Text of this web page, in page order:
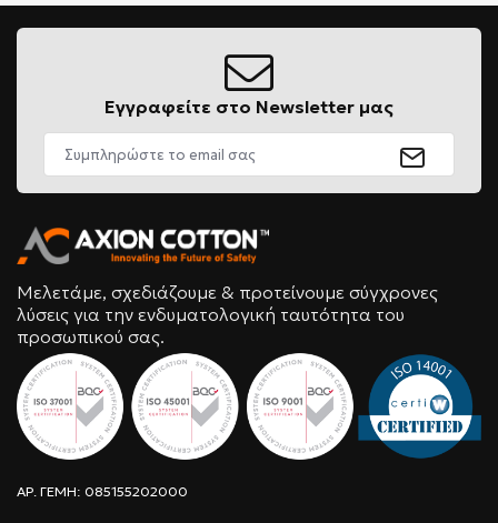
Εγγραφείτε στο Newsletter μας
Μελετάμε, σχεδιάζουμε & προτείνουμε σύγχρονες
λύσεις για την ενδυματολογική ταυτότητα του
προσωπικού σας.
ΑΡ. ΓΕΜΗ: 085155202000